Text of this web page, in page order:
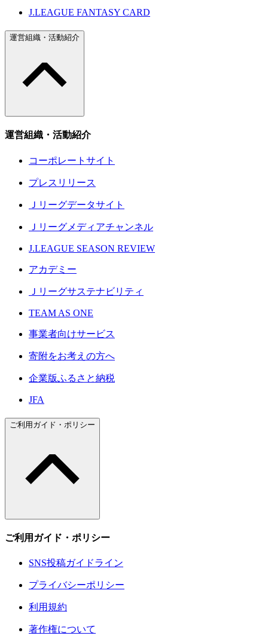
J.LEAGUE FANTASY CARD
運営組織・活動紹介
運営組織・活動紹介
コーポレートサイト
プレスリリース
Ｊリーグデータサイト
Ｊリーグメディアチャンネル
J.LEAGUE SEASON REVIEW
アカデミー
Ｊリーグサステナビリティ
TEAM AS ONE
事業者向けサービス
寄附をお考えの方へ
企業版ふるさと納税
JFA
ご利用ガイド・ポリシー
ご利用ガイド・ポリシー
SNS投稿ガイドライン
プライバシーポリシー
利用規約
著作権について